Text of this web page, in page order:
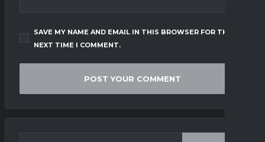
SAVE MY NAME AND EMAIL IN THIS BROWSER FOR THE
NEXT TIME I COMMENT.